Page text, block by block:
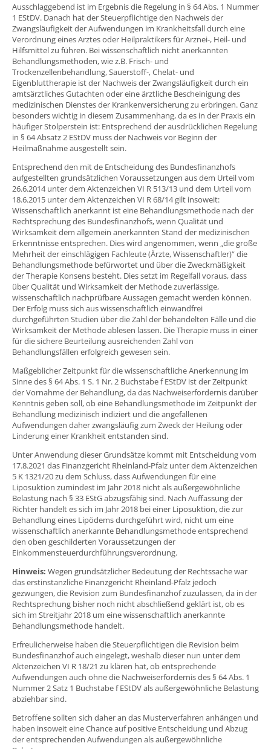
Ausschlaggebend ist im Ergebnis die Regelung in § 64 Abs. 1 Nummer
1 EStDV. Danach hat der Steuerpflichtige den Nachweis der
Zwangsläufigkeit der Aufwendungen im Krankheitsfall durch eine
Verordnung eines Arztes oder Heilpraktikers für Arznei-, Heil- und
Hilfsmittel zu führen. Bei wissenschaftlich nicht anerkannten
Behandlungsmethoden, wie z.B. Frisch- und
Trockenzellenbehandlung, Sauerstoff-, Chelat- und
Eigenbluttherapie ist der Nachweis der Zwangsläufigkeit durch ein
amtsärztliches Gutachten oder eine ärztliche Bescheinigung des
medizinischen Dienstes der Krankenversicherung zu erbringen. Ganz
besonders wichtig in diesem Zusammenhang, da es in der Praxis ein
häufiger Stolperstein ist: Entsprechend der ausdrücklichen Regelung
in § 64 Absatz 2 EStDV muss der Nachweis vor Beginn der
Heilmaßnahme ausgestellt sein.
Entsprechend den mit de Entscheidung des Bundesfinanzhofs
aufgestellten grundsätzlichen Voraussetzungen aus dem Urteil vom
26.6.2014 unter dem Aktenzeichen VI R 513/13 und dem Urteil vom
18.6.2015 unter dem Aktenzeichen VI R 68/14 gilt insoweit:
Wissenschaftlich anerkannt ist eine Behandlungsmethode nach der
Rechtsprechung des Bundesfinanzhofs, wenn Qualität und
Wirksamkeit dem allgemein anerkannten Stand der medizinischen
Erkenntnisse entsprechen. Dies wird angenommen, wenn „die große
Mehrheit der einschlägigen Fachleute (Ärzte, Wissenschaftler)“ die
Behandlungsmethode befürwortet und über die Zweckmäßigkeit
der Therapie Konsens besteht. Dies setzt im Regelfall voraus, dass
über Qualität und Wirksamkeit der Methode zuverlässige,
wissenschaftlich nachprüfbare Aussagen gemacht werden können.
Der Erfolg muss sich aus wissenschaftlich einwandfrei
durchgeführten Studien über die Zahl der behandelten Fälle und die
Wirksamkeit der Methode ablesen lassen. Die Therapie muss in einer
für die sichere Beurteilung ausreichenden Zahl von
Behandlungsfällen erfolgreich gewesen sein.
Maßgeblicher Zeitpunkt für die wissenschaftliche Anerkennung im
Sinne des § 64 Abs. 1 S. 1 Nr. 2 Buchstabe f EStDV ist der Zeitpunkt
der Vornahme der Behandlung, da das Nachweiserfordernis darüber
Kenntnis geben soll, ob eine Behandlungsmethode im Zeitpunkt der
Behandlung medizinisch indiziert und die angefallenen
Aufwendungen daher zwangsläufig zum Zweck der Heilung oder
Linderung einer Krankheit entstanden sind.
Unter Anwendung dieser Grundsätze kommt mit Entscheidung vom
17.8.2021 das Finanzgericht Rheinland-Pfalz unter dem Aktenzeichen
5 K 1321/20 zu dem Schluss, dass Aufwendungen für eine
Liposuktion zumindest im Jahr 2018 nicht als außergewöhnliche
Belastung nach § 33 EStG abzugsfähig sind. Nach Auffassung der
Richter handelt es sich im Jahr 2018 bei einer Liposuktion, die zur
Behandlung eines Lipödems durchgeführt wird, nicht um eine
wissenschaftlich anerkannte Behandlungsmethode entsprechend
den oben geschilderten Voraussetzungen der
Einkommensteuerdurchführungsverordnung.
Hinweis: Wegen grundsätzlicher Bedeutung der Rechtssache war
das erstinstanzliche Finanzgericht Rheinland-Pfalz jedoch
gezwungen, die Revision zum Bundesfinanzhof zuzulassen, da in der
Rechtsprechung bisher noch nicht abschließend geklärt ist, ob es
sich im Streitjahr 2018 um eine wissenschaftlich anerkannte
Behandlungsmethode handelt.
Erfreulicherweise haben die Steuerpflichtigen die Revision beim
Bundesfinanzhof auch eingelegt, weshalb dieser nun unter dem
Aktenzeichen VI R 18/21 zu klären hat, ob entsprechende
Aufwendungen auch ohne die Nachweiserfordernis des § 64 Abs. 1
Nummer 2 Satz 1 Buchstabe f EStDV als außergewöhnliche Belastung
abziehbar sind.
Betroffene sollten sich daher an das Musterverfahren anhängen und
haben insoweit eine Chance auf positive Entscheidung und Abzug
der entsprechenden Aufwendungen als außergewöhnliche